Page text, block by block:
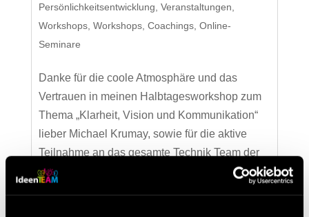
Persönlichkeitsentwicklung Veranstaltungen
Workshops, Workshops, Coachings, Online-
Seminare
Danke für die coole Atmosphäre und das
Vertrauen in meinen Halbtagesworkshop zum
Thema „Klarheit, Vision und Kommunikation“
lieber Michael Krumay, sowie für die aktive
Teilnahme an das gesamte Technik Team der
W. Hamburger Containerboard GmbH in